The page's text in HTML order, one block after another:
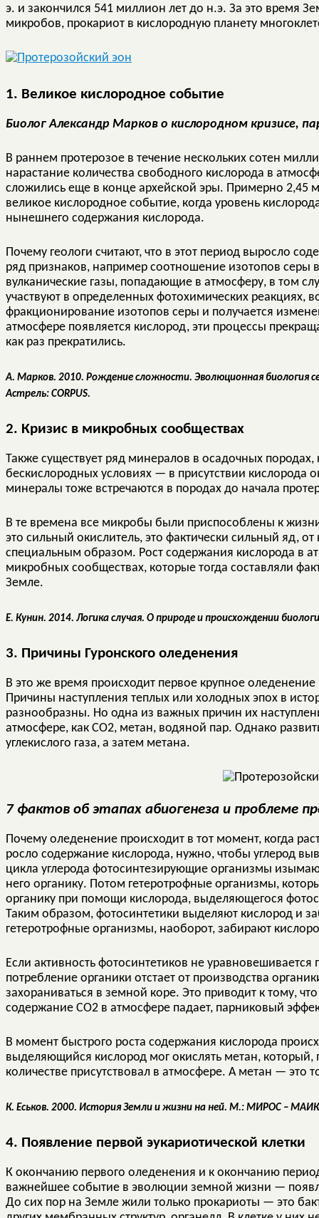
э. и закончился 541 миллион лет до н.э. За это время
микробов, прокариот в кислородную планету
1. Великое кислородное событие
Биолог Александр Марков о кислородном кризисе,
В раннем протерозое в течение нескольких сотен
нарастание количества свободного кислорода в
сложились еще в конце архейской эры. Примерно 2,45
великое кислородное событие, когда уровень
нынешнего содержания кислорода.
Почему геологи считают, что в этот период выросло
ряд признаков, например соотношение изотопов
вулканические газы, попадающие в атмосферу, в том
участвуют в определенных фотохимических реакциях,
фракционирование изотопов серы и получается
атмосфере появляется кислород, эти процессы
как раз прекратились.
А. Марков. 2010. Рождение сложности. Эволюционная
Астрель: CORPUS.
2. Кризис в микробных сообществах
Также существует ряд минералов в осадочных породах,
бескислородных условиях — в присутствии кислорода
минералы тоже встречаются в породах до начала
В те времена все микробы были приспособлены к
это сильный окислитель, это фактически сильный яд,
специальным образом. Рост содержания кислорода в
микробных сообществах, которые тогда составляли
Земле.
Е. Кунин. 2014. Логика случая. О природе и происхождении
3. Причины Гуронского оледенения
В это же время происходит первое крупное
Причины наступления теплых или холодных эпох в
разнообразны. Но одна из важных причин их
атмосфере, как CO2, метан, водяной пар. Однако
углекислого газа, а затем метана.
7 фактов об этапах абиогенеза и проблеме
Почему оледенение происходит в тот момент, когда
росло содержание кислорода, нужно, чтобы углерод
цикла углерода фотосинтезирующие организмы
него органику. Потом гетеротрофные организмы,
органику при помощи кислорода, выделяющегося
Таким образом, фотосинтетики выделяют кислород и
гетеротрофные организмы, наоборот, забирают
Если активность фотосинтетиков не уравновешивается
потребление органики отстает от производства
захораниваться в земной коре. Это приводит к тому,
содержание CO2 в атмосфере падает, парниковый
В момент быстрого роста содержания кислорода
выделяющийся кислород мог окислять метан,
количестве присутствовал в атмосфере. А метан — это
К. Еськов. 2000. История Земли и жизни на ней. М.: МИРОС –
4. Появление первой эукариотической клетки
К окончанию первого оледенения и к окончанию
важнейшее событие в эволюции земной жизни —
До сих пор на Земле жили только прокариоты — это